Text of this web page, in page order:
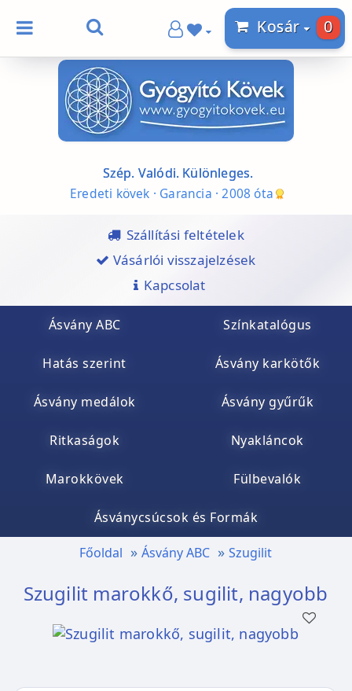
Kosár 0
Szép. Valódi. Különleges.
Eredeti kövek · Garancia · 2008 óta
Szállítási feltételek
Vásárlói visszajelzések
Kapcsolat
Ásvány ABC Színkatalógus
Hatás szerint Ásvány karkötők
Ásvány medálok Ásvány gyűrűk
Ritkaságok Nyakláncok
Marokkövek Fülbevalók
Ásványcsúcsok és Formák
Főoldal Ásvány ABC Szugilit
Szugilit marokkő, sugilit, nagyobb